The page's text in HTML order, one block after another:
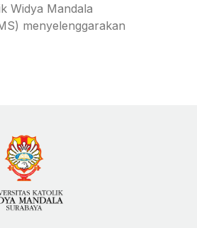
Widya Mandala
menyelenggarakan